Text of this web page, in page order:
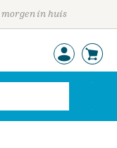
morgen in huis